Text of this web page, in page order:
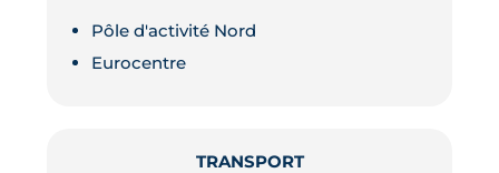
Pôle d'activité Nord
Eurocentre
TRANSPORT